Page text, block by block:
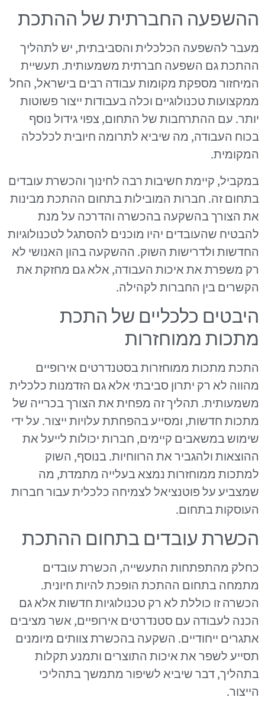
ההשפעה החברתית של ההתכת
מעבר להשפעה הכלכלית והסביבתית, יש לתהליך
ההתכת גם השפעה חברתית משמעותית. תעשיית
המיחזור מספקת מקומות עבודה רבים בישראל, החל
ממקצועות טכנולוגיים וכלה בעבודות ייצור פשוטות
יותר. עם ההתרחבות של התחום, צפוי גידול נוסף
בכוח העבודה, מה שיביא לתרומה חיובית לכלכלה
המקומית.
במקביל, קיימת חשיבות רבה לחינוך והכשרת עובדים
בתחום זה. חברות המובילות בתחום ההתכת מבינות
את הצורך בהשקעה בהכשרה והדרכה על מנת
להבטיח שהעובדים יהיו מוכנים להסתגל לטכנולוגיות
החדשות ולדרישות השוק. ההשקעה בהון האנושי לא
רק משפרת את איכות העבודה, אלא גם מחזקת את
הקשרים בין החברות לקהילה.
היבטים כלכליים של התכת
מתכות ממוחזרות
התכת מתכות ממוחזרות בסטנדרטים אירופיים
מהווה לא רק יתרון סביבתי אלא גם הזדמנות כלכלית
משמעותית. תהליך זה מפחית את הצורך בכרייה של
מתכות חדשות, ומסייע בהפחתת עלויות ייצור. על ידי
שימוש במשאבים קיימים, חברות יכולות לייעל את
ההוצאות ולהגביר את הרווחיות. בנוסף, השוק
למתכות ממוחזרות נמצא בעלייה מתמדת, מה
שמצביע על פוטנציאל לצמיחה כלכלית עבור חברות
העוסקות בתחום.
הכשרת עובדים בתחום ההתכת
כחלק מהתפתחות התעשייה, הכשרת עובדים
מתמחה בתחום ההתכת הופכת להיות חיונית.
הכשרה זו כוללת לא רק טכנולוגיות חדשות אלא גם
הכנה לעבודה עם סטנדרטים אירופיים, אשר מציבים
אתגרים ייחודיים. השקעה בהכשרת צוותים מיומנים
תסייע לשפר את איכות התוצרים ותמנע תקלות
בתהליך, דבר שיביא לשיפור מתמשך בתהליכי
הייצור.